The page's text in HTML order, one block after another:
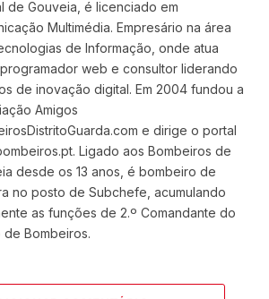
de Gouveia, é licenciado em
Multimédia. Empresário na área
de Informação, onde atua
web e consultor liderando
de inovação digital. Em 2004 fundou a
Amigos
e dirige o portal
Ligado aos Bombeiros de
desde os 13 anos, é bombeiro de
no posto de Subchefe, acumulando
as funções de 2.º Comandante do
de Bombeiros.